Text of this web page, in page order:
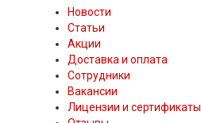
Новости
Статьи
Акции
Доставка и оплата
Сотрудники
Вакансии
Лицензии и сертификаты